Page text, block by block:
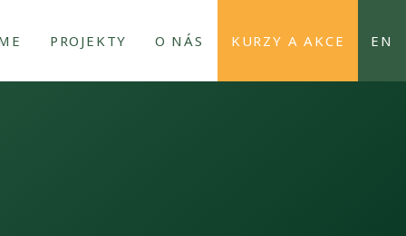
PROJEKTY O NÁS KURZY A AKCE EN